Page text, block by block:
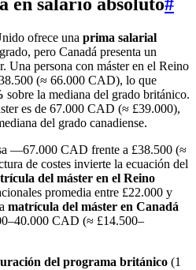
ofrece una prima salarial
pero Canadá presenta un
Una persona con máster en el Reino
(≈ 66.000 CAD), lo que
sobre la mediana del grado británico.
es de 67.000 CAD (≈ £39.000),
del grado canadiense.
—67.000 CAD frente a £38.500 (≈
de costes invierte la ecuación del
del máster en el Reino
promedia entre £22.000 y
matrícula del máster en Canadá
CAD (≈ £14.500–
del programa británico (1